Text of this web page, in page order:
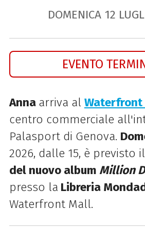
DOMENICA 12
EVENTO
Anna arriva al Waterfront
centro commerciale
Palasport di Genova.
2026, dalle 15, è previsto il
del nuovo album Million
presso la Libreria
Waterfront Mall.